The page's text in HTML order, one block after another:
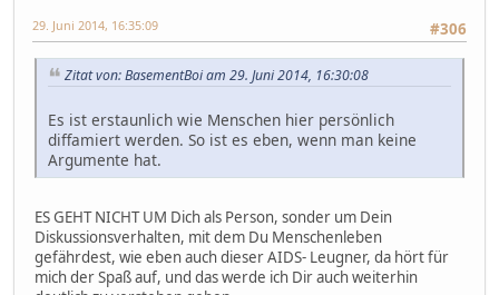
#306
29. Juni 2014, 16:35:09
Zitat von: BasementBoi am 29. Juni 2014, 16:30:08
Es ist erstaunlich wie Menschen hier persönlich
diffamiert werden. So ist es eben, wenn man keine
Argumente hat.
ES GEHT NICHT UM Dich als Person, sonder um Dein
Diskussionsverhalten, mit dem Du Menschenleben
gefährdest, wie eben auch dieser AIDS- Leugner, da hört für
mich der Spaß auf, und das werde ich Dir auch weiterhin